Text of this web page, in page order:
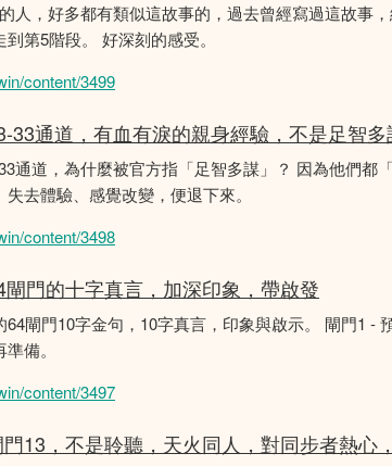
人，好多都有類似這故事的，過去曾經寫過這故事
第5階段。 好深刻的感受。
content/3499
33通道，有血有淚的親身經驗，不是足智多
通道，為什麼被官方指「足智多謀」？ 因為他們
去體驗、感覺改變，便退下來。
content/3498
閘門的十字真言，加深印象，帶啟發
64閘門10字金句，10字真言，印象與啟示。 閘門1 -
備。
content/3497
門13，不是聆聽，天火同人，對同步者熱心